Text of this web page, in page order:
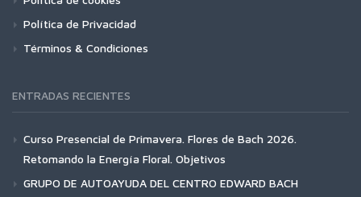
Política de Privacidad
Términos & Condiciones
ENTRADAS RECIENTES
Curso Presencial de Primavera. Flores de Bach 2026.
Retomando la Energía Floral. Objetivos
GRUPO DE AUTOAYUDA DEL CENTRO EDWARD BACH